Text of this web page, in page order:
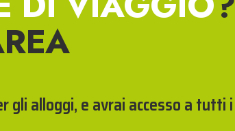
alloggi, e avrai accesso a tutti i